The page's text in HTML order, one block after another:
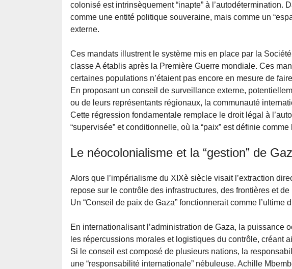
colonisé est intrinsèquement “inapte” à l’autodétermination.
comme une entité politique souveraine, mais comme un
externe.
Ces mandats illustrent le système mis en place par la
classe A établis après la Première Guerre mondiale. Ces
certaines populations n’étaient pas encore en mesure de
En proposant un conseil de surveillance externe,
ou de leurs représentants régionaux, la communauté
Cette régression fondamentale remplace le droit légal à
“supervisée” et conditionnelle, où la “paix” est définie
Le néocolonialisme et la “gestion” de
Alors que l’impérialisme du XIXè siècle visait l’extraction
repose sur le contrôle des infrastructures, des frontières et
Un “Conseil de paix de Gaza” fonctionnerait comme l’ultime
En internationalisant l’administration de Gaza, la puissance
les répercussions morales et logistiques du contrôle, créant
Si le conseil est composé de plusieurs nations, la
une “responsabilité internationale” nébuleuse. Achille